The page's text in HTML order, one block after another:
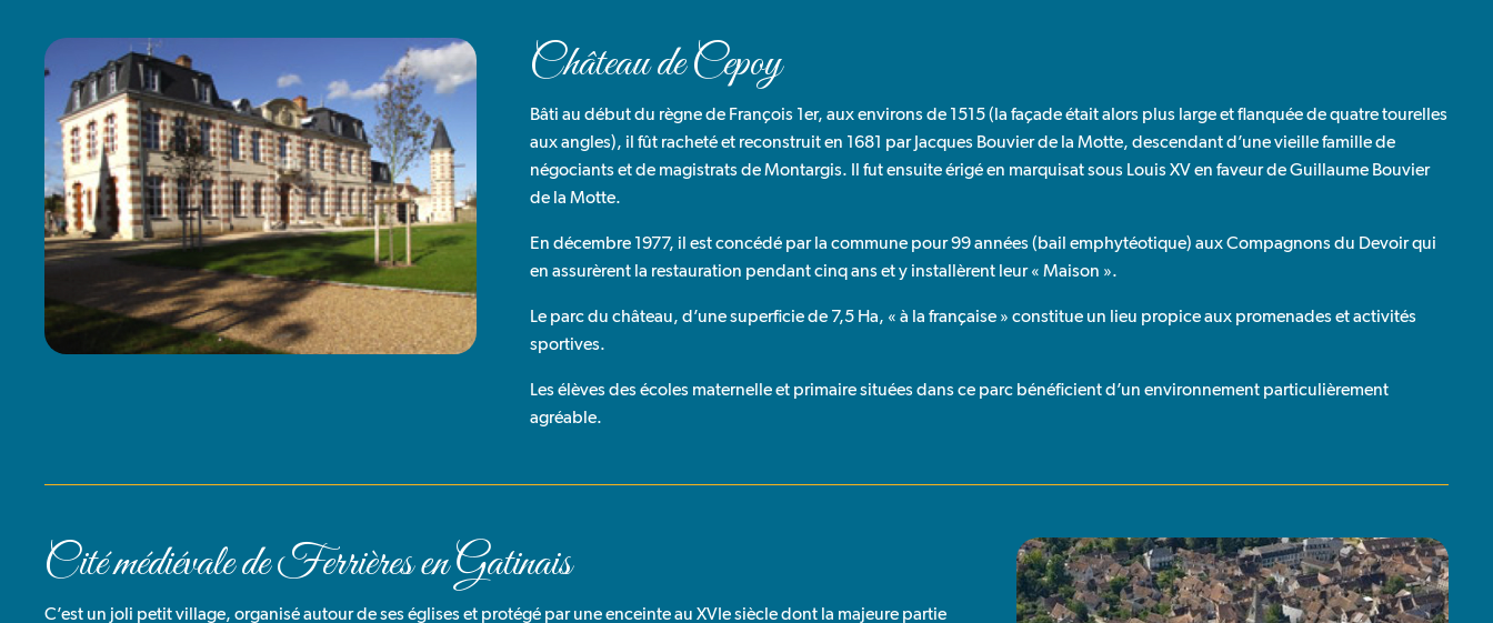
Château de Cepoy
Bâti au début du règne de François 1er, aux environs de 1515 (la façade était alors plus large et flanquée de quatre tourelles
aux angles), il fût racheté et reconstruit en 1681 par Jacques Bouvier de la Motte, descendant d’une vieille famille de
négociants et de magistrats de Montargis. Il fut ensuite érigé en marquisat sous Louis XV en faveur de Guillaume Bouvier
de la Motte.
En décembre 1977, il est concédé par la commune pour 99 années (bail emphytéotique) aux Compagnons du Devoir qui
en assurèrent la restauration pendant cinq ans et y installèrent leur « Maison ».
Le parc du château, d’une superficie de 7,5 Ha, « à la française » constitue un lieu propice aux promenades et activités
sportives.
Les élèves des écoles maternelle et primaire situées dans ce parc bénéficient d’un environnement particulièrement
agréable.
Cité médiévale de Ferrières en Gatinais
C’est un joli petit village, organisé autour de ses églises et protégé par une enceinte au XVIe siècle dont la majeure partie